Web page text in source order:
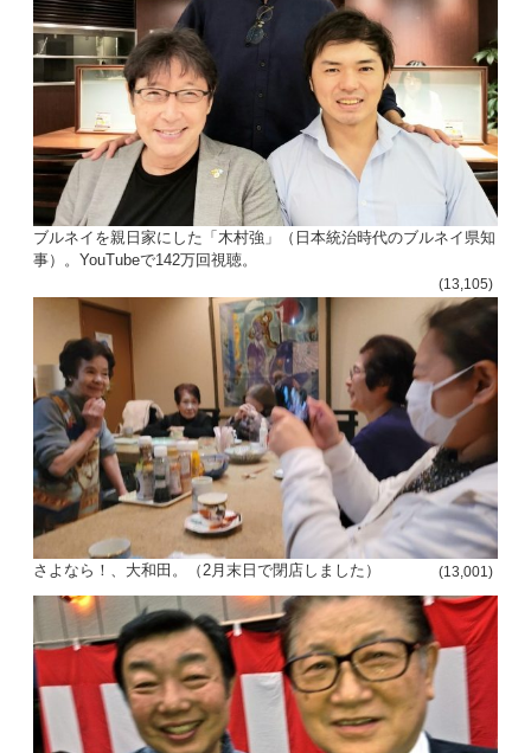
ブルネイを親日家にした「木村強」（日本統治時代のブルネイ県知
事）。YouTubeで142万回視聴。
(13,105)
さよなら！、大和田。（2月末日で閉店しました） (13,001)